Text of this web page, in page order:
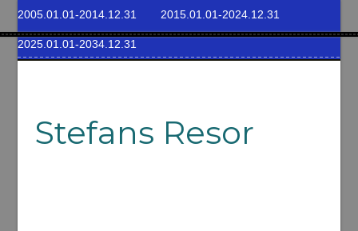
2005.01.01-2014.12.31 2015.01.01-2024.12.31
2025.01.01-2034.12.31
Stefans Resor